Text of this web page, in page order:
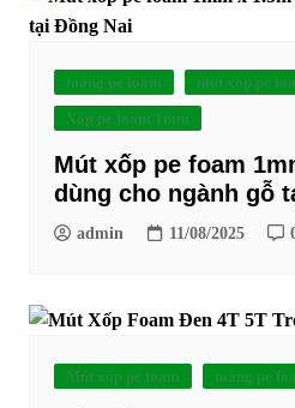
màng pe foam
mut xop pe
Xốp pe foam 1mm
Mút xốp pe foam
dùng cho ngành gỗ
admin 11/08/2025
Mút xốp pe foam màng pe